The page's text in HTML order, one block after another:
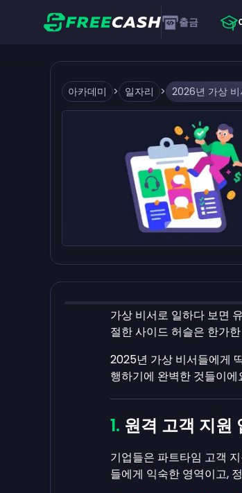
출금
아카데미 > 일자리 > 2026년 가상
가상 비서로 일하다 보면
절한 사이드 허슬은 한가
2025년 가상 비서들에게
행하기에 완벽한 것들이에
원격 고객 지원
기업들은 파트타임 고객
들에게 익숙한 영역이고,